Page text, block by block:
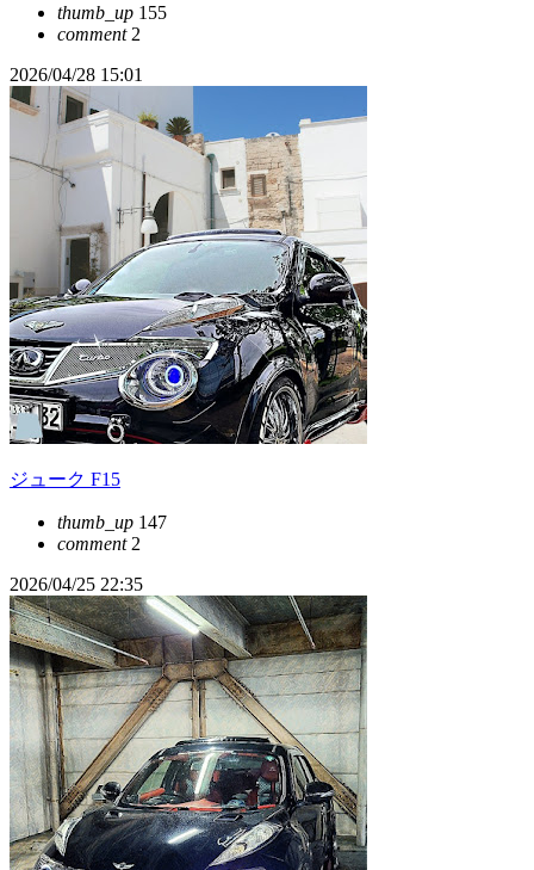
thumb_up 155
comment2
2026/04/28 15:01
ジューク F15
thumb_up 147
comment2
2026/04/25 22:35